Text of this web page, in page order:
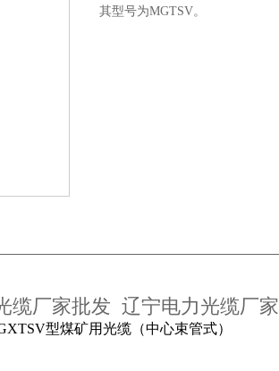
其型号为MGTSV。
缆厂家批发 辽宁电力光缆厂家
型煤矿用光缆（中心束管式）